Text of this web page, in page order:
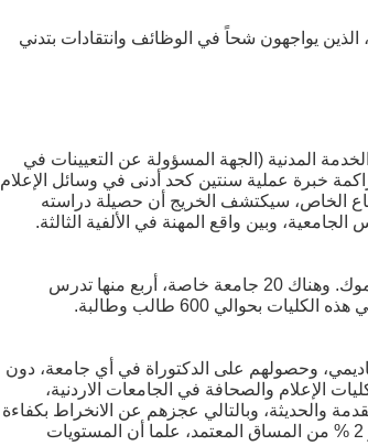
يواجهون شحاً في الوظائف وانتقادات بتدني
المدنية (الجهة المسؤولة عن التعيينات في
خبرة عملية سنتين كحد أدنى في وسائل الإعلام
الخاص، سيكتشف الخريج أن حصيلة دراسته
وبين واقع المهنة في الألفية الثالثة.
في الأردن 12 جامعة حكومية، واحدة منها تدرَّس تخصص الصحافة والإعلام؛ وهي اليرموك. وهناك 20 جامعة خاصة، أربع منها تدرس
بحوالي 600 طالب وطالبة.
وحصولهم على الدكتوراة في أي جامعة، دون
الإعلام والصحافة في الجامعات الاردنية،
والحديثة، وبالتالي عجزهم عن الانخراط بكفاءة
في سوق العمل. ووجدت كاتبة التحقيق أن الشق العملي في غالبية الجامعات لا يتجاوز 2 % من المساق المعتمد، علما أن المستويات